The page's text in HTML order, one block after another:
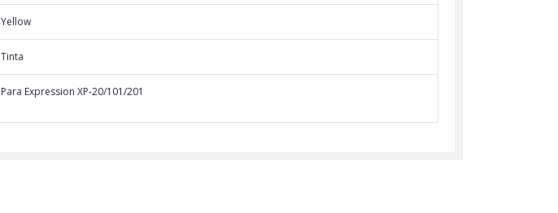
Yellow
Tinta
Para Expression XP-20/101/201